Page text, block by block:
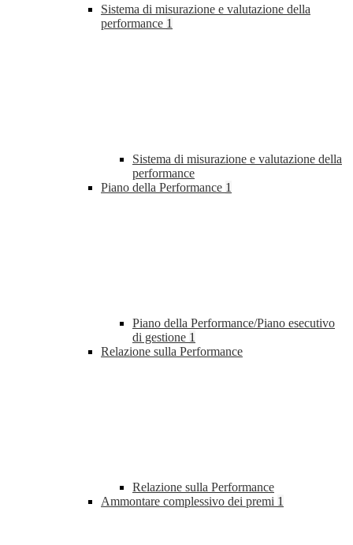
Sistema di misurazione e valutazione della
performance 1
Sistema di misurazione e valutazione della
performance
Piano della Performance 1
Piano della Performance/Piano esecutivo
di gestione 1
Relazione sulla Performance
Relazione sulla Performance
Ammontare complessivo dei premi 1